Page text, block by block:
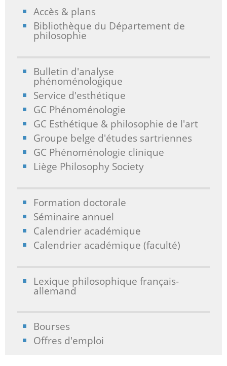
Accès & plans
Bibliothèque du Département de
philosophie
Bulletin d'analyse
phénoménologique
Service d'esthétique
GC Phénoménologie
GC Esthétique & philosophie de l'art
Groupe belge d'études sartriennes
GC Phénoménologie clinique
Liège Philosophy Society
Formation doctorale
Séminaire annuel
Calendrier académique
Calendrier académique (faculté)
Lexique philosophique français-
allemand
Bourses
Offres d'emploi